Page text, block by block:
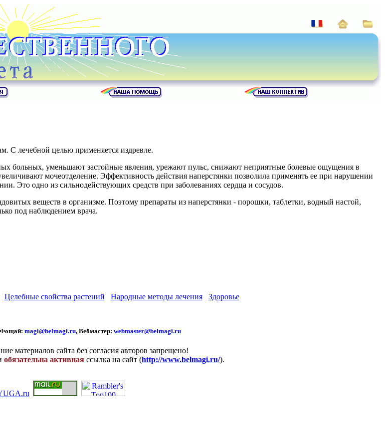
С лечебной целью применяется издревле.
больных, уменьшают застойные явления, урежают пульс, снижают неприятные болевые ощущения в
мочеотделение. Эффективность действия наперстянки позволила применять ее при нарушении
Это одно из сильнодействующих средств при заболеваниях сердца и сосудов.
веществ в организме. Поэтому препараты из наперстянки - порошки, таблетки, водный настой,
под наблюдением врача.
Целебные свойства растений Народные методы лечения Здоровье
Фoщaй: magi@belmagi.ru, Вебмастер: webmaster@belmagi.ru
материалов сайта без согласия авторов запрещено!
обязательна активная ссылка на сайт (http://www.belmagi.ru/).